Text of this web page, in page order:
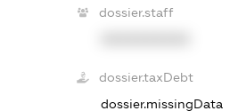
dossier.staff
dossier.taxDebt
dossier.missingData